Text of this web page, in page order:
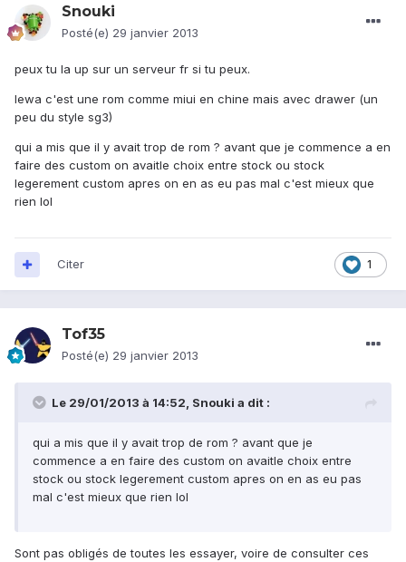
Snouki
Posté(e) 29 janvier 2013
peux tu la up sur un serveur fr si tu peux.
lewa c'est une rom comme miui en chine mais avec drawer (un
peu du style sg3)
qui a mis que il y avait trop de rom ? avant que je commence a en
faire des custom on avaitle choix entre stock ou stock
legerement custom apres on en as eu pas mal c'est mieux que
rien lol
1
Citer
Tof35
Posté(e) 29 janvier 2013
Le 29/01/2013 à 14:52, Snouki a dit :
qui a mis que il y avait trop de rom ? avant que je
commence a en faire des custom on avaitle choix entre
stock ou stock legerement custom apres on en as eu pas
mal c'est mieux que rien lol
Sont pas obligés de toutes les essayer, voire de consulter ces